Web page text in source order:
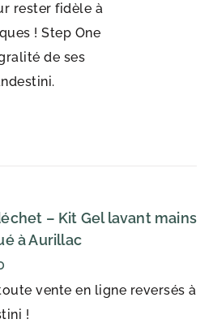
rester fidèle à
! Step One
de ses
– Kit Gel lavant mains
à Aurillac
vente en ligne reversés à
!